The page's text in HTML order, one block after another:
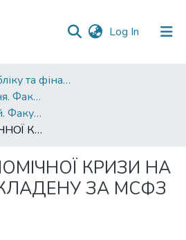
Log In (current)
Факультет обліку та фінансів
Друковані видання. Факультет обліку та фінансів
Тези конференцій. Факультет обліку та фінансів
ВПЛИВ ЕКОНОМІЧНОЇ КРИЗИ НА ЗВІТНІСТЬ, СКЛАДЕНУ ЗА МСФЗ
КРИЗИ НА
ЗА МСФЗ